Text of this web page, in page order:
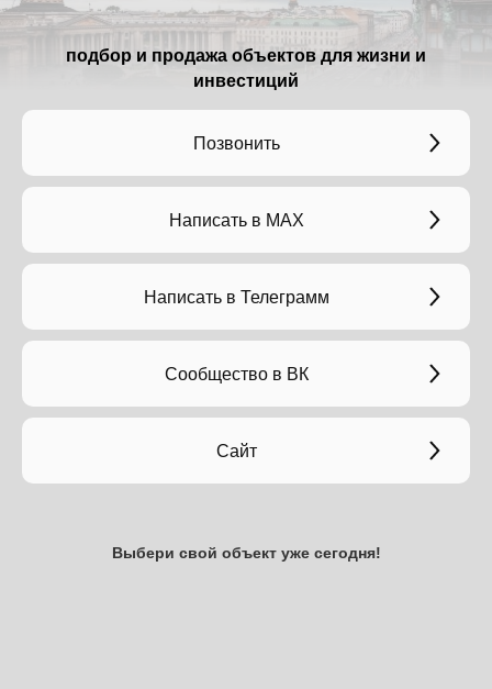
подбор и продажа объектов для жизни и
инвестиций
Позвонить
Написать в МАХ
Написать в Телеграмм
Сообщество в ВК
Сайт
Выбери свой объект уже сегодня!